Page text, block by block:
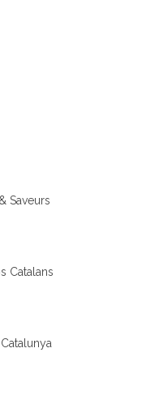
Saveurs
Catalans